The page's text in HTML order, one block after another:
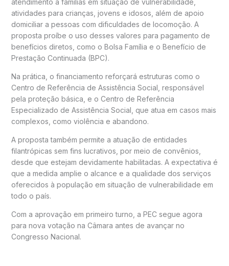
atendimento a famílias em situação de vulnerabilidade,
atividades para crianças, jovens e idosos, além de apoio
domiciliar a pessoas com dificuldades de locomoção. A
proposta proíbe o uso desses valores para pagamento de
benefícios diretos, como o Bolsa Família e o Benefício de
Prestação Continuada (BPC).
Na prática, o financiamento reforçará estruturas como o
Centro de Referência de Assistência Social , responsável
pela proteção básica, e o Centro de Referência
Especializado de Assistência Social , que atua em casos mais
complexos, como violência e abandono.
A proposta também permite a atuação de entidades
filantrópicas sem fins lucrativos, por meio de convênios,
desde que estejam devidamente habilitadas. A expectativa é
que a medida amplie o alcance e a qualidade dos serviços
oferecidos à população em situação de vulnerabilidade em
todo o país.
Com a aprovação em primeiro turno, a PEC segue agora
para nova votação na Câmara antes de avançar no
Congresso Nacional.